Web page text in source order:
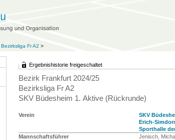
Bezirksliga Fr A2 >
Ergebnishistorie freigeschaltet
Bezirk Frankfurt 2024/25
Bezirksliga Fr A2
SKV Büdesheim 1. Aktive (Rückrunde)
Verein
SKV
Erich-
Sporthalle
Mannschaftsführer
Jenisch,